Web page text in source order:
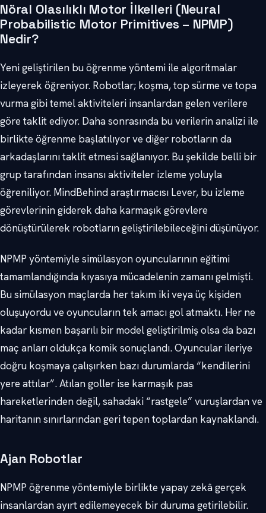
Nöral Olasılıklı Motor İlkelleri (Neural
Probabilistic Motor Primitives – NPMP)
Nedir?
Yeni geliştirilen bu öğrenme yöntemi ile algoritmalar
izleyerek öğreniyor. Robotlar; koşma, top sürme ve topa
vurma gibi temel aktiviteleri insanlardan gelen verilere
göre taklit ediyor. Daha sonrasında bu verilerin analizi ile
birlikte öğrenme başlatılıyor ve diğer robotların da
arkadaşlarını taklit etmesi sağlanıyor. Bu şekilde belli bir
grup tarafından insansı aktiviteler izleme yoluyla
öğreniliyor. MindBehind araştırmacısı Lever, bu izleme
görevlerinin giderek daha karmaşık görevlere
dönüştürülerek robotların geliştirilebileceğini düşünüyor.
NPMP yöntemiyle simülasyon oyuncularının eğitimi
tamamlandığında kıyasıya mücadelenin zamanı gelmişti.
Bu simülasyon maçlarda her takım iki veya üç kişiden
oluşuyordu ve oyuncuların tek amacı gol atmaktı. Her ne
kadar kısmen başarılı bir model geliştirilmiş olsa da bazı
maç anları oldukça komik sonuçlandı. Oyuncular ileriye
doğru koşmaya çalışırken bazı durumlarda “kendilerini
yere attılar”. Atılan goller ise karmaşık pas
hareketlerinden değil, sahadaki “rastgele” vuruşlardan ve
haritanın sınırlarından geri tepen toplardan kaynaklandı.
Ajan Robotlar
NPMP öğrenme yöntemiyle birlikte yapay zekâ gerçek
insanlardan ayırt edilemeyecek bir duruma getirilebilir.